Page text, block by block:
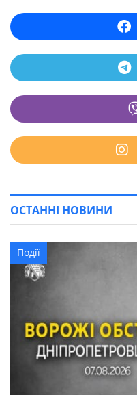
ОСТАННІ НОВИНИ
Події